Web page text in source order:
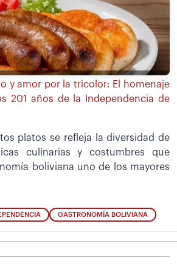
y amor por la tricolor: El homenaje
201 años de la Independencia de
platos se refleja la diversidad de
culinarias y costumbres que
boliviana uno de los mayores
GASTRONOMÍA BOLIVIANA